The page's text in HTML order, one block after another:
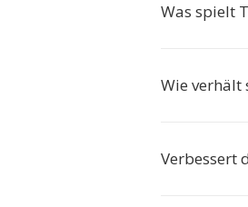
Was spielt
Wie verhält
Verbessert